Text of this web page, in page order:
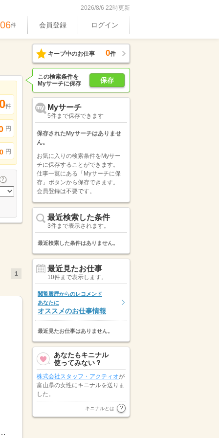
2026/8/6 22時更新
件 会員登録 ログイン
件
円
円
1
：00～16：00日勤／08：30～17：30 09：00～18...
キープ中のお仕事 0件
保存
この検索条件を
Myサーチに保存
Myサーチ
5件まで保存できます
保存されたMyサーチはありませ
ん。
お気に入りの検索条件をMyサー
チに保存することができます。
仕事一覧にある「Myサーチに保
存」ボタンから保存できます。
会員登録は不要です。
最近検索した条件
3件まで表示されます。
最近検索した条件はありません。
最近見たお仕事
10件まで表示します。
閲覧履歴からのレコメンド
あなたに
オススメのお仕事情報
最近見たお仕事はありません。
あなたもキニナル
使ってみない？
株式会社スタッフ・アクティオが
富山県の女性にキニナルを送りま
した。
株式会社オープンループパートナ
ーズが新潟県の男性にキニナルを
キニナルとは